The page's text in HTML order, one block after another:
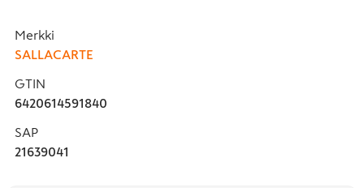
Merkki
SALLACARTE
GTIN
6420614591840
SAP
21639041